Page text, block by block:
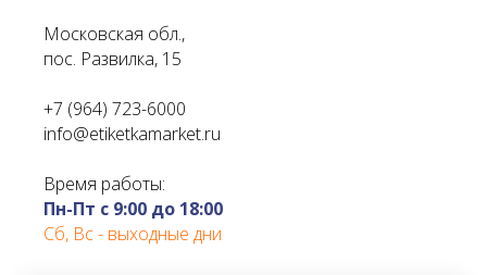
Московская обл.,
пос. Развилка, 15
+7 (964) 723-6000
info@etiketkamarket.ru
Время работы:
Пн-Пт с 9:00 до 18:00
Сб, Вс - выходные дни